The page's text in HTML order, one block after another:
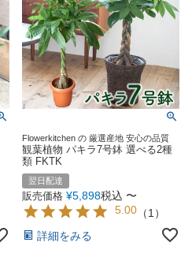
Flowerkitchen の 厳選産地 安心の品質
観葉植物 パキラ7号鉢 選べる2種
類 FKTK
翌日配達
販売価格 ¥5,898税込 〜
5.00 （1 ）
詳細をみる